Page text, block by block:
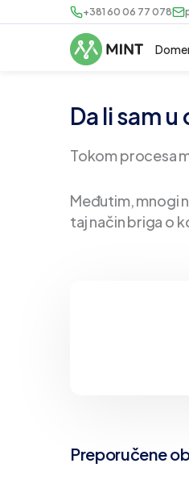
+381 60 06 77 078
Da li sam
Tokom procesa
Međutim, mnogi
taj način briga o
Preporučene